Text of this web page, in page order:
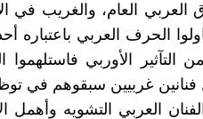
العام، والغريب في
الحرف العربي باعتباره
الأوربي
فنانين غربيين سبقوهم في
العربي التشويه وأهمل